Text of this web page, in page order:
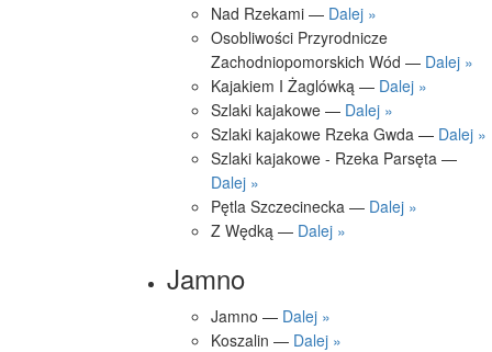
Nad Rzekami — Dalej »
Osobliwości Przyrodnicze
Zachodniopomorskich Wód — Dalej »
Kajakiem I Żaglówką — Dalej »
Szlaki kajakowe — Dalej »
Szlaki kajakowe Rzeka Gwda — Dalej »
Szlaki kajakowe - Rzeka Parsęta —
Dalej »
Pętla Szczecinecka — Dalej »
Z Wędką — Dalej »
Jamno
Jamno — Dalej »
Koszalin — Dalej »